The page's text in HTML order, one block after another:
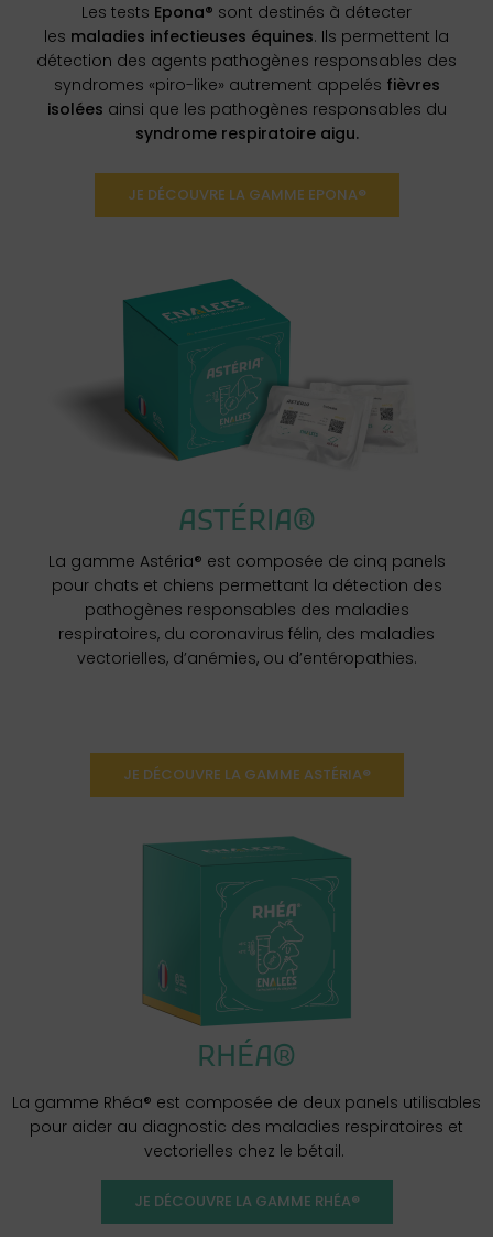
Les tests Epona® sont destinés à détecter
les maladies infectieuses équines. Ils permettent la
détection des agents pathogènes responsables des
syndromes «piro-like» autrement appelés fièvres
isolées ainsi que les pathogènes responsables du
syndrome respiratoire aigu.
JE DÉCOUVRE LA GAMME EPONA®
ASTÉRIA®
La gamme Astéria® est composée de cinq panels
pour chats et chiens permettant la détection des
pathogènes responsables des maladies
respiratoires, du coronavirus félin, des maladies
vectorielles, d’anémies, ou d’entéropathies.
JE DÉCOUVRE LA GAMME ASTÉRIA®
RHÉA®
La gamme Rhéa® est composée de deux panels utilisables
pour aider au diagnostic des maladies respiratoires et
vectorielles chez le bétail.
JE DÉCOUVRE LA GAMME RHÉA®